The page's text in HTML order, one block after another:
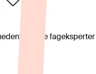
Våre fageksperter